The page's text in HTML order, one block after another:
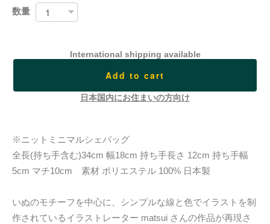
数量
International shipping available
Add to cart
日本国内にお住まいの方向け
※ニットミニマルシェバッグ
全長(持ち手含む)34cm 幅18cm 持ち手長さ 12cm 持ち手幅
5cm マチ10cm 素材 ポリエステル 100% 日本製
いぬのモチーフを中心に、シンプルな線と色でイラストを制
作されているイラストレーター matsui さんの作品が再現さ